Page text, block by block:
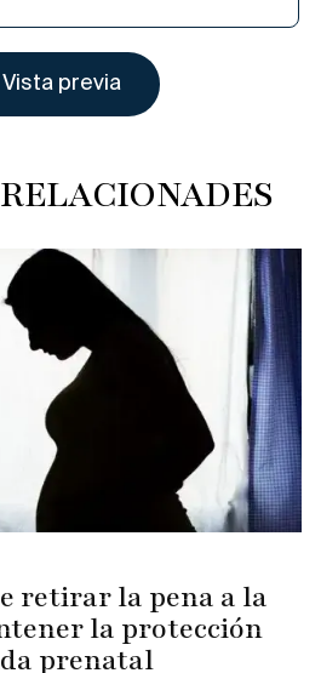
retirar la pena a la
la protección
prenatal